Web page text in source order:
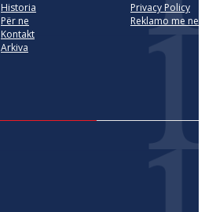
Historia
Për ne
Kontakt
Arkiva
Privacy Policy
Reklamo me ne